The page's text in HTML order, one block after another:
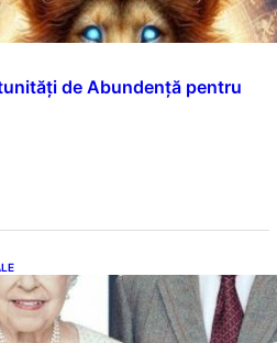
de Abundență pentru
în Rândul Celebrităților: Lecții
Philip și a Altora care Au
de a Împlini 100 de Ani